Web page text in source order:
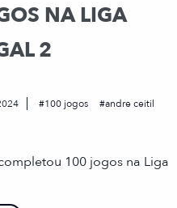
NA LIGA
2
100 jogos
andre ceitil
100 jogos na Liga